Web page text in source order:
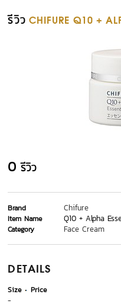
รีวิว CHIFURE Q10 +
0 รีวิว
Brand Chifure
Item Name Q10 + Alpha
Category Face Cream
DETAILS
Size
Price
-